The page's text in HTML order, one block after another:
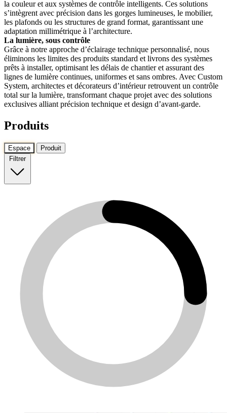
la couleur et aux systèmes de contrôle intelligents. Ces solutions
s’intègrent avec précision dans les gorges lumineuses, le mobilier,
les plafonds ou les structures de grand format, garantissant une
adaptation millimétrique à l’architecture.
La lumière, sous contrôle
Grâce à notre approche d’éclairage technique personnalisé, nous
éliminons les limites des produits standard et livrons des systèmes
prêts à installer, optimisant les délais de chantier et assurant des
lignes de lumière continues, uniformes et sans ombres. Avec Custom
System, architectes et décorateurs d’intérieur retrouvent un contrôle
total sur la lumière, transformant chaque projet avec des solutions
exclusives alliant précision technique et design d’avant-garde.
Produits
Espace
Produit
Filtrer